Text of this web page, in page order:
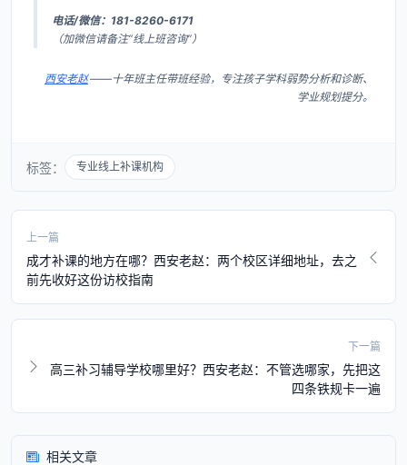
电话/微信：181-8260-6171
（加微信请备注“线上班咨询”）
西安老赵——十年班主任带班经验，专注孩子学科弱势分析和诊断、
学业规划提分。
标签： 专业线上补课机构
上一篇
成才补课的地方在哪？西安老赵：两个校区详细地址，去之
前先收好这份访校指南
下一篇
高三补习辅导学校哪里好？西安老赵：不管选哪家，先把这
四条铁规卡一遍
相关文章